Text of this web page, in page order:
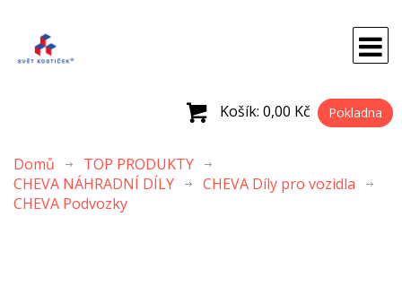
Košík: 0,00 Kč Pokladna
Domů
TOP PRODUKTY
CHEVA NÁHRADNÍ DÍLY
CHEVA Díly pro vozidla
CHEVA Podvozky